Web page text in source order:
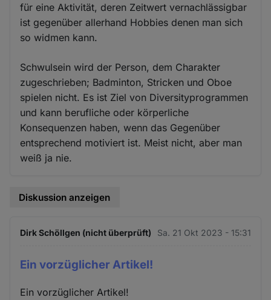
für eine Aktivität, deren Zeitwert vernachlässigbar
ist gegenüber allerhand Hobbies denen man sich
so widmen kann.
Schwulsein wird der Person, dem Charakter
zugeschrieben; Badminton, Stricken und Oboe
spielen nicht. Es ist Ziel von Diversityprogrammen
und kann berufliche oder körperliche
Konsequenzen haben, wenn das Gegenüber
entsprechend motiviert ist. Meist nicht, aber man
weiß ja nie.
Diskussion anzeigen
Dirk Schöllgen (nicht überprüft) Sa. 21 Okt 2023 - 15:31
Ein vorzüglicher Artikel!
Ein vorzüglicher Artikel!